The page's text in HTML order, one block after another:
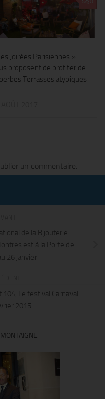
Joirées Parisiennes »
proposent de profiter de
Terrasses atypiques
un commentaire.
de la Bijouterie
est à la Porte de
26 janvier
Le festival Carnaval
2015